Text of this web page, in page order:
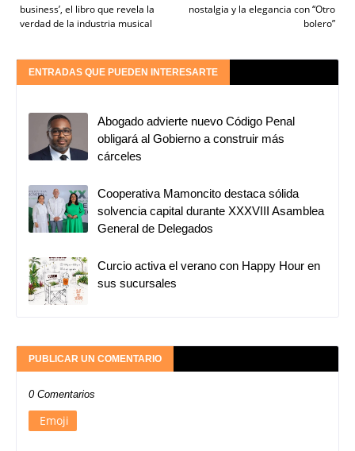
nostalgia y la elegancia con “Otro
bolero”
business’, el libro que revela la
verdad de la industria musical
ENTRADAS QUE PUEDEN INTERESARTE
Abogado advierte nuevo Código Penal
obligará al Gobierno a construir más
cárceles
Cooperativa Mamoncito destaca sólida
solvencia capital durante XXXVIII Asamblea
General de Delegados
Curcio activa el verano con Happy Hour en
sus sucursales
PUBLICAR UN COMENTARIO
0 Comentarios
Emoji